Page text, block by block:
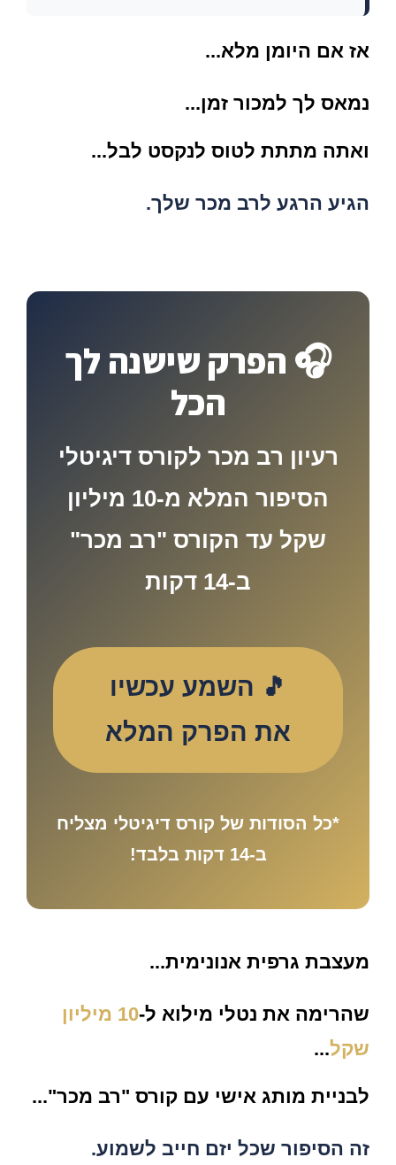
אז אם היומן מלא...
נמאס לך למכור זמן...
ואתה מתתת לטוס לנקסט לבל...
הגיע הרגע לרב מכר שלך.
🎧 הפרק שישנה לך
הכל
רעיון רב מכר לקורס דיגיטלי
הסיפור המלא מ-10 מיליון
שקל עד הקורס "רב מכר"
ב-14 דקות
🎵 השמע עכשיו
את הפרק המלא
*כל הסודות של קורס דיגיטלי מצליח
ב-14 דקות בלבד!
מעצבת גרפית אנונימית...
שהרימה את נטלי מילוא ל-
10 מיליון
שקל...
לבניית מותג אישי עם קורס "רב מכר"...
זה הסיפור שכל יזם חייב לשמוע.